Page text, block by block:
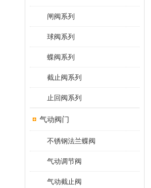
闸阀系列
球阀系列
蝶阀系列
截止阀系列
止回阀系列
气动阀门
不锈钢法兰蝶阀
气动调节阀
气动截止阀